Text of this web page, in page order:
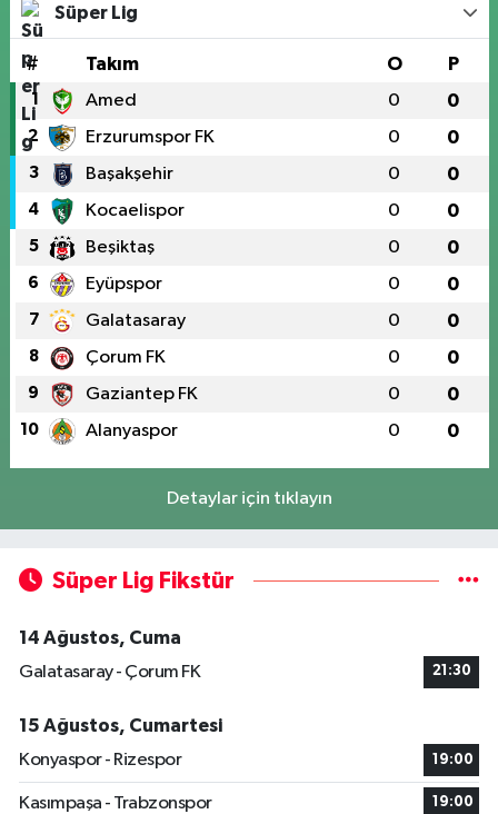
Süper Lig
# Takım O P
1 Amed 0 0
2 Erzurumspor FK 0 0
3 Başakşehir 0 0
4 Kocaelispor 0 0
5 Beşiktaş 0 0
6 Eyüpspor 0 0
7 Galatasaray 0 0
8 Çorum FK 0 0
9 Gaziantep FK 0 0
10 Alanyaspor 0 0
Detaylar için tıklayın
Süper Lig Fikstür
14 Ağustos, Cuma
Galatasaray - Çorum FK
21:30
15 Ağustos, Cumartesi
Konyaspor - Rizespor
19:00
Kasımpaşa - Trabzonspor 19:00